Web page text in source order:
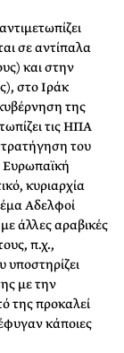
σε αντίπαλα
και στην
στο Ιράκ
της
τις ΗΠΑ
του
Ευρωπαϊκή
κυριαρχία
Αδελφοί
άλλες αραβικές
π.χ.,
υποστηρίζει
με την
της προκαλεί
κάποιες